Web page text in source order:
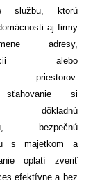
službu, ktorú
aj firmy
adresy,
alebo
priestorov.
sťahovanie si
dôkladnú
bezpečnú
s majetkom a
oplatí zveriť
efektívne a bez